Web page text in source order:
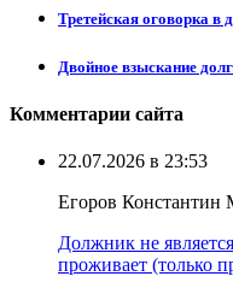
Третейская оговорка в
Двойное взыскание
Комментарии сайта
22.07.2026 в 23:53
Егоров Константин
Должник не
проживает (только